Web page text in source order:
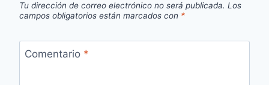
Tu dirección de correo electrónico no será publicada. Los
campos obligatorios están marcados con *
Comentario *